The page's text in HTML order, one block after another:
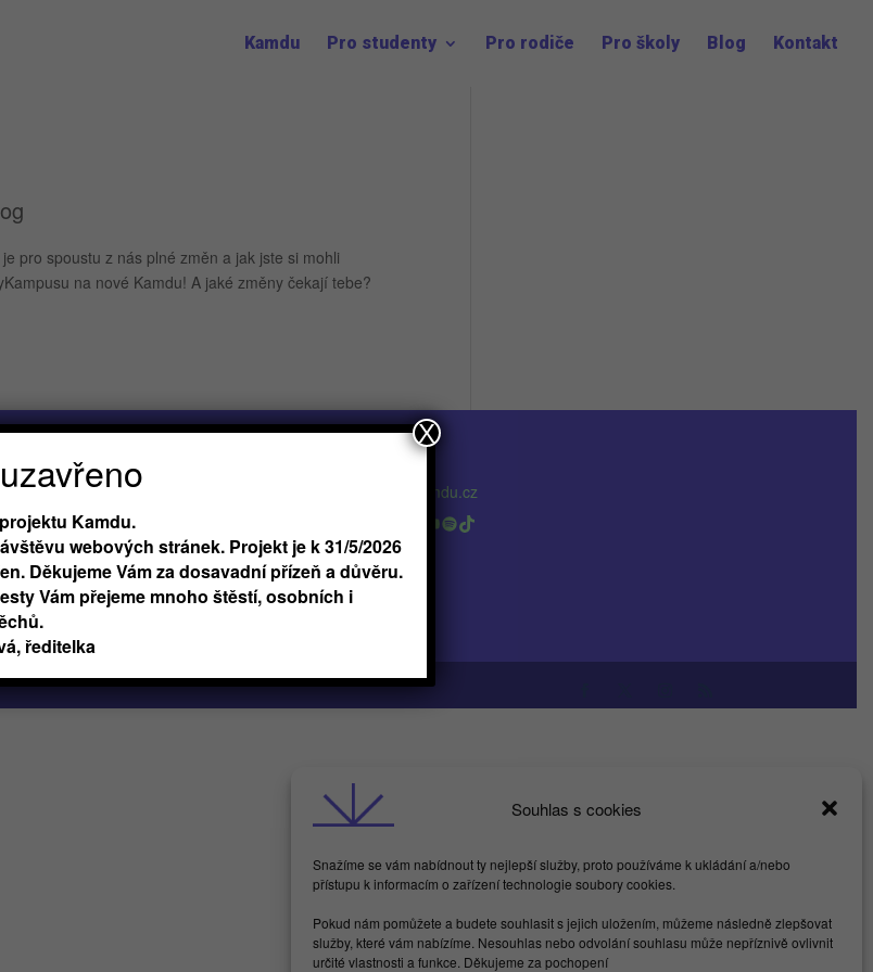
Souhlas s cookies
Snažíme se vám nabídnout ty nejlepší služby, proto používáme k ukládání a/nebo
přístupu k informacím o zařízení technologie soubory cookies.
Pokud nám pomůžete a budete souhlasit s jejich uložením, můžeme následně zlepšovat
služby, které vám nabízíme. Nesouhlas nebo odvolání souhlasu může nepříznivě ovlivnit
určité vlastnosti a funkce. Děkujeme za pochopení
Kamdu Pro studenty Pro rodiče Pro školy Blog Kontakt
pro spoustu z nás plné změn a jak jste si mohli
na nové Kamdu! A jaké změny čekají tebe?
Butterflies For Future, z.ú.
Londýnská 254/7, Vinohrady
Praha 2 120 00
IČ 17615755
info@kamdu.cz
Facebook
LinkedIn
Instagram
YouTube
Spotify
TikTok
Kamdu.
webových stránek. Projekt je k 31/5/2026
Děkujeme Vám za dosavadní přízeň a důvěru.
Vám přejeme mnoho štěstí, osobních i
ředitelka
X